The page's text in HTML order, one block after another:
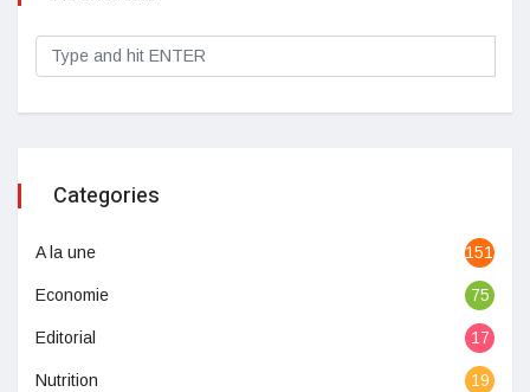
Categories
A la une 1513
Economie 75
Editorial 17
Nutrition 19